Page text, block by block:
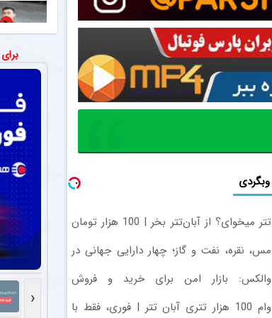
وبگردی
تتر میخوای؟ از آبان‌تتر بخر | 100 هزار تومان
مس، نقره، نفت و گاز؛ چهار دارایی جهانی در
والکس: بازار امن برای خرید و فروش
وام 100 هزار تتری آبان تتر | فوری، فقط با
بازیکنان خط
پرسپولیس
اعلام
مرتضی
متلک
علی چینی
00:26
00:32
00:33
00:59
‹